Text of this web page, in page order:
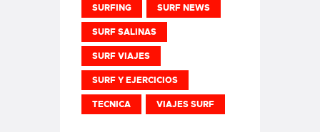
SURFING SURF NEWS
SURF SALINAS
SURF VIAJES
SURF Y EJERCICIOS
TECNICA VIAJES SURF